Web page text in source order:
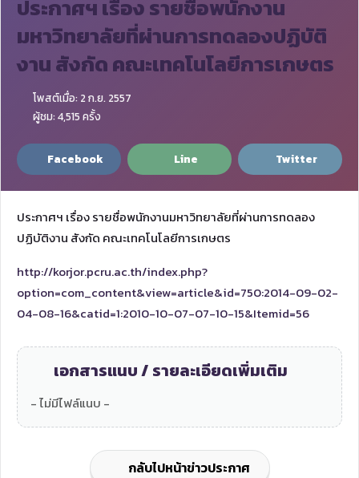
ประกาศฯ เรื่อง รายชื่อพนักงาน
มหาวิทยาลัยที่ผ่านการทดลองปฏิบัติ
งาน สังกัด คณะเทคโนโลยีการเกษตร
โพสต์เมื่อ: 2 ก.ย. 2557
ผู้ชม: 4,515 ครั้ง
Facebook Line Twitter
ประกาศฯ เรื่อง รายชื่อพนักงานมหาวิทยาลัยที่ผ่านการทดลอง
ปฏิบัติงาน สังกัด คณะเทคโนโลยีการเกษตร
http://korjor.pcru.ac.th/index.php?
option=com_content&view=article&id=750:2014-09-02-
04-08-16&catid=1:2010-10-07-07-10-15&Itemid=56
เอกสารแนบ / รายละเอียดเพิ่มเติม
- ไม่มีไฟล์แนบ -
กลับไปหน้าข่าวประกาศ